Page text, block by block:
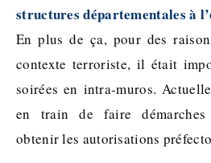
structures départementales à
En plus de ça, pour des
contexte terroriste, il était
soirées en intra-muros.
en train de faire démarches
obtenir les autorisations